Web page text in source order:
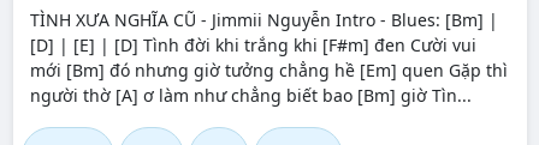
TÌNH XƯA NGHĨA CŨ - Jimmii Nguyễn Intro - Blues: [Bm] |
[D] | [E] | [D] Tình đời khi trắng khi [F#m] đen Cười vui
mới [Bm] đó nhưng giờ tưởng chẳng hề [Em] quen Gặp thì
người thờ [A] ơ làm như chẳng biết bao [Bm] giờ Tìn...